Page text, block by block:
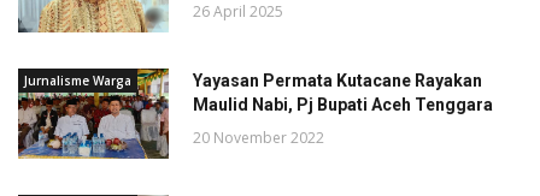
26 April 2025
Jurnalisme Warga
Yayasan Permata Kutacane Rayakan
Maulid Nabi, Pj Bupati Aceh Tenggara
20 November 2022